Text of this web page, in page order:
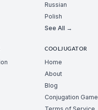
Russian
Polish
See All →
COOLJUGATOR
Home
About
Blog
Conjugation Game